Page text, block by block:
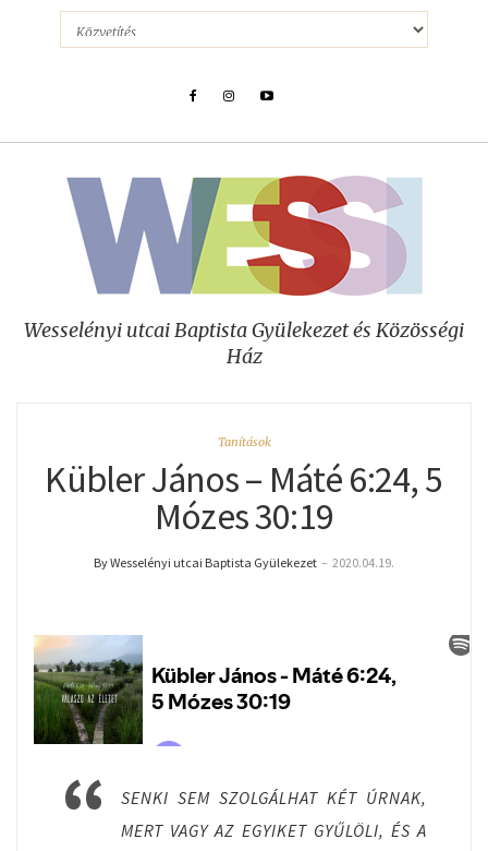
Wesselényi utcai Baptista Gyülekezet és Közösségi
Ház
Tanítások
Kübler János – Máté 6:24, 5
Mózes 30:19
By Wesselényi utcai Baptista Gyülekezet – 2020.04.19.
SENKI SEM SZOLGÁLHAT KÉT ÚRNAK,
MERT VAGY AZ EGYIKET GYŰLÖLI, ÉS A